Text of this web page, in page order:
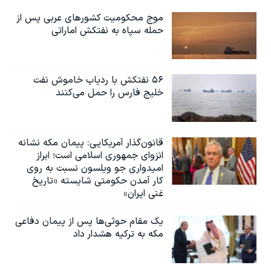
موج محکومیت کشورهای عربی پس از
حمله سپاه به نفتکش اماراتی
۵۶ نفتکش با ردیاب خاموش نفت
خلیج فارس را حمل می‌کنند
قانون‌گذار آمریکایی: پیمان مکه نشانه
انزوای جمهوری اسلامی است؛ ابراز
امیدواری جو ویلسون نسبت به روی
کار آمدن حکومتی شایسته «تاریخ
غنی ایران»
یک مقام حوثی‌ها پس از پیمان دفاعی
مکه به ترکیه هشدار داد